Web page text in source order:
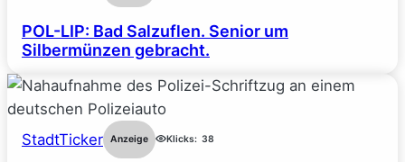
POL-LIP: Bad Salzuflen. Senior um
Silbermünzen gebracht.
StadtTicker Anzeige Klicks: 38